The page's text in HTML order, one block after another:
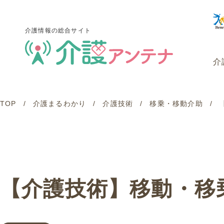
介護情報の総合サイト
介
介護情報の総合サイト
TOP 介護まるわかり 介護技術 移乗・移動介助
【介護技術】移動・